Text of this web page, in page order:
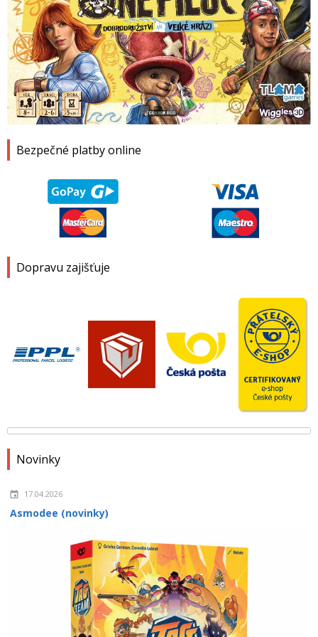
Bezpečné platby online
Dopravu zajišťuje
Novinky
17.04.2026
Asmodee (novinky)